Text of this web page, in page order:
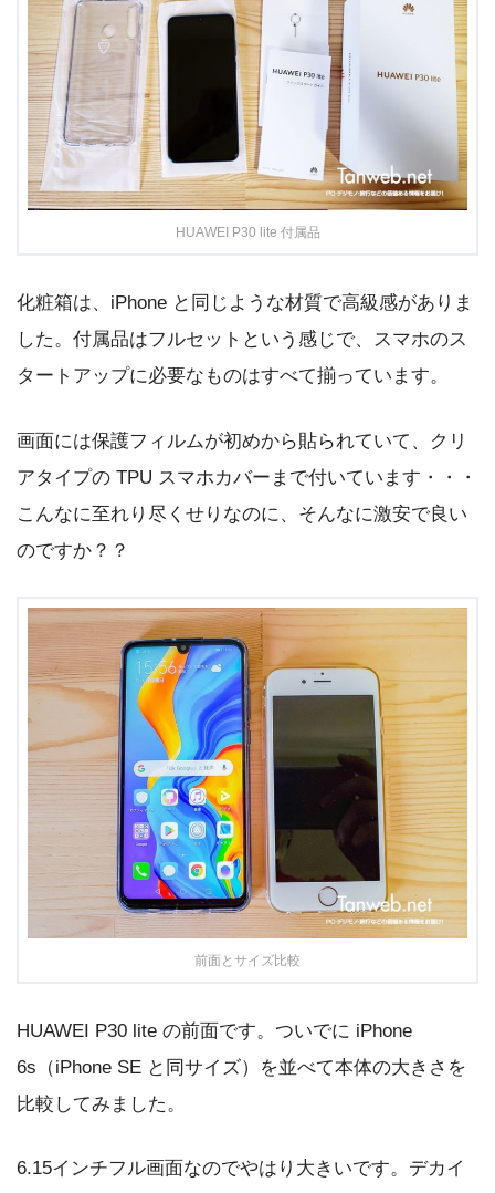
HUAWEI P30 lite 付属品
化粧箱は、iPhone と同じような材質で高級感がありま
した。付属品はフルセットという感じで、スマホのス
タートアップに必要なものはすべて揃っています。
画面には保護フィルムが初めから貼られていて、クリ
アタイプの TPU スマホカバーまで付いています・・・
こんなに至れり尽くせりなのに、そんなに激安で良い
のですか？？
前面とサイズ比較
HUAWEI P30 lite の前面です。ついでに iPhone
6s（iPhone SE と同サイズ）を並べて本体の大きさを
比較してみました。
6.15インチフル画面なのでやはり大きいです。デカイ